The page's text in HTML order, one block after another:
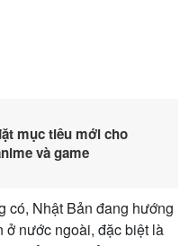
mục tiêu mới cho
và game
có, Nhật Bản đang hướng
ở nước ngoài, đặc biệt là